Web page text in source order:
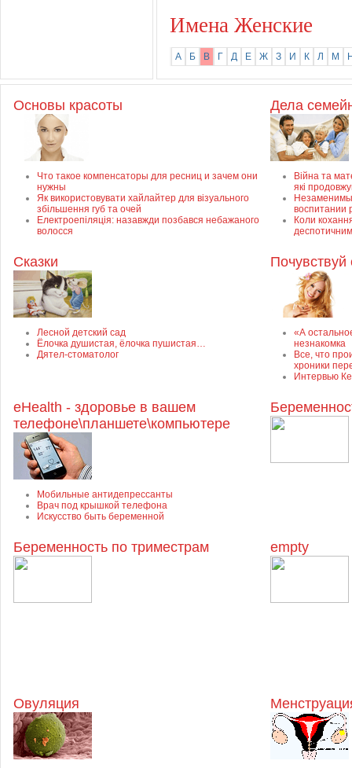
Имена Женские
А Б В Г Д Е Ж З И К Л М
Основы красоты
Что такое компенсаторы для ресниц и зачем они
нужны
Як використовувати хайлайтер для візуального
збільшення губ та очей
Електроепіляція: назавжди позбався небажаного
волосся
Дела
Війна та
які
воспитании
Коли
Сказки
Лесной детский сад
Ёлочка душистая, ёлочка пушистая…
Дятел-стоматолог
Почувствуй
«А
незнакомка
Все, что
хроники
Интервью
eHealth - здоровье в вашем
телефоне\планшете\компьютере
Мобильные антидепрессанты
Врач под крышкой телефона
Искусство быть беременной
Беременность по триместрам empty
Овуляция